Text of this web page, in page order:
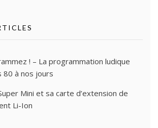
! – La programmation ludique
80 à nos jours
Mini et sa carte d’extension de
Li-Ion